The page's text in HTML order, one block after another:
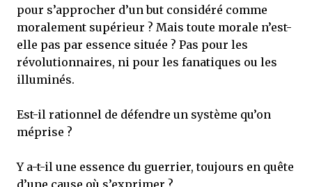
pour s’approcher d’un but considéré comme
moralement supérieur ? Mais toute morale n’est-
elle pas par essence située ? Pas pour les
révolutionnaires, ni pour les fanatiques ou les
illuminés.
Est-il rationnel de défendre un système qu’on
méprise ?
Y a-t-il une essence du guerrier, toujours en quête
d’une cause où s’exprimer ?